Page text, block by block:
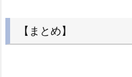
【まとめ】